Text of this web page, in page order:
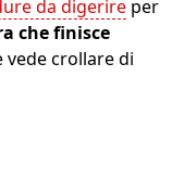
da digerire per
che finisce
vede crollare di